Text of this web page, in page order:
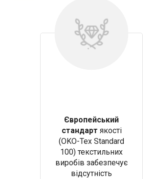
Європейський
стандарт якості
(OKO-Tex Standard
100) текстильних
виробів забезпечує
відсутність